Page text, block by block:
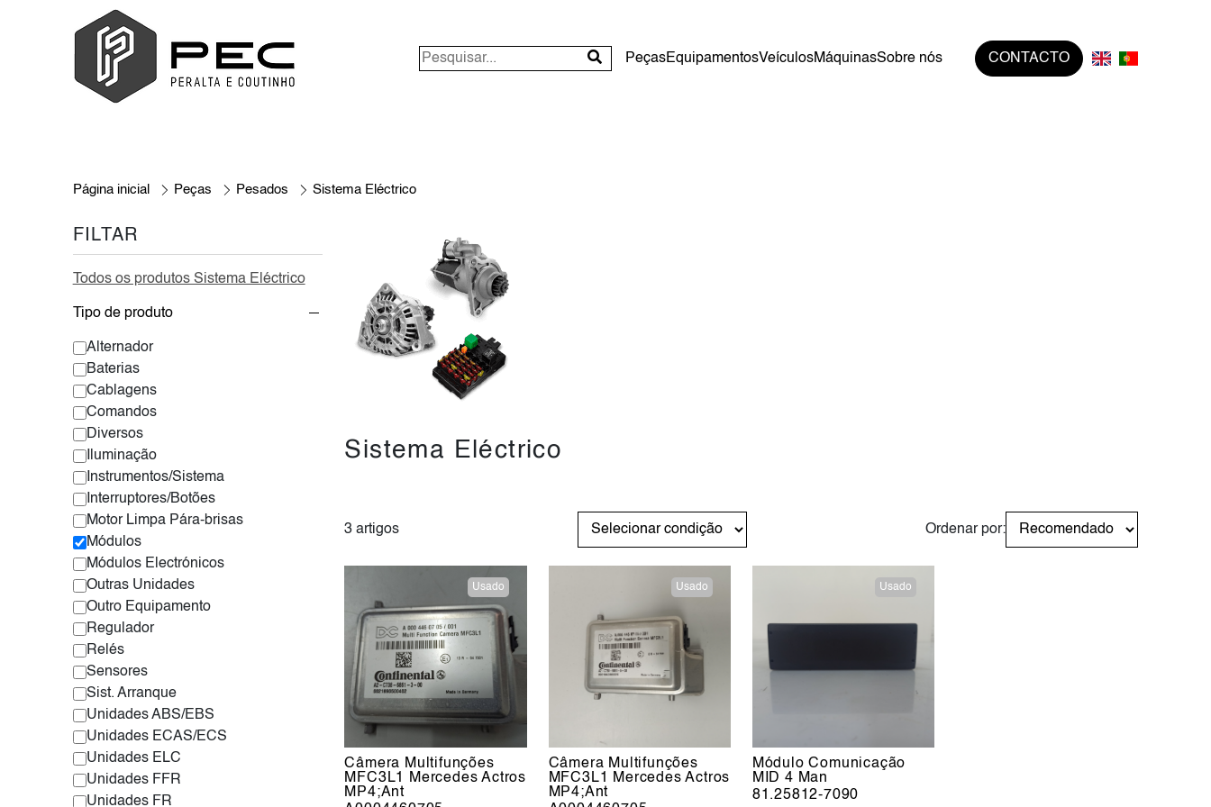
PeçasEquipamentosVeículosMáquinasSobre nós CONTACTO
Página inicial Peças Pesados Sistema Eléctrico
FILTAR
Todos os produtos Sistema Eléctrico
Tipo de produto
Alternador
Baterias
Cablagens
Comandos
Diversos
Iluminação
Instrumentos/Sistema
Interruptores/Botões
Motor Limpa Pára-brisas
Módulos
Módulos Electrónicos
Outras Unidades
Outro Equipamento
Regulador
Relés
Sensores
Sist. Arranque
Unidades ABS/EBS
Unidades ECAS/ECS
Unidades ELC
Unidades FFR
Unidades FR
Sistema Eléctrico
3 artigos Ordenar por:
Usado
Câmera Multifunções
MFC3L1 Mercedes Actros
MP4;Ant
Usado
Câmera Multifunções
MFC3L1 Mercedes Actros
MP4;Ant
Usado
Módulo Comunicação
MID 4 Man
81.25812-7090